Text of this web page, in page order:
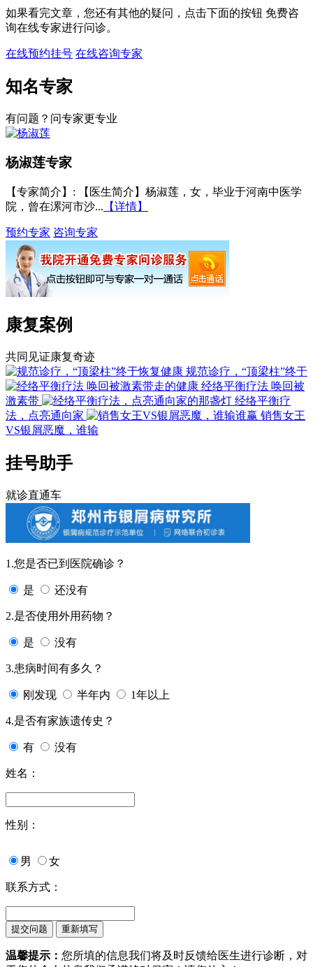
如果看完文章，您还有其他的疑问，点击下面的按钮 免费咨
询在线专家进行问诊。
在线预约挂号 在线咨询专家
知名专家
有问题？问专家更专业
杨淑莲专家
【专家简介】 : 【医生简介】杨淑莲，女，毕业于河南中医学
院，曾在漯河市沙... 【详情】
预约专家 咨询专家
康复案例
共同见证康复奇迹
规范诊疗，“顶梁柱”终于
经络平衡疗法 唤回被
激素带
经络平衡疗
法，点亮通向家
销售女王
VS银屑恶魔，谁输
挂号助手
就诊直通车
1.您是否已到医院确诊？
是 还没有
2.是否使用外用药物？
是 没有
3.患病时间有多久？
刚发现 半年内 1年以上
4.是否有家族遗传史？
有 没有
姓名：
性别：
男 女
联系方式：
温馨提示： 您所填的信息我们将及时反馈给医生进行诊断，对